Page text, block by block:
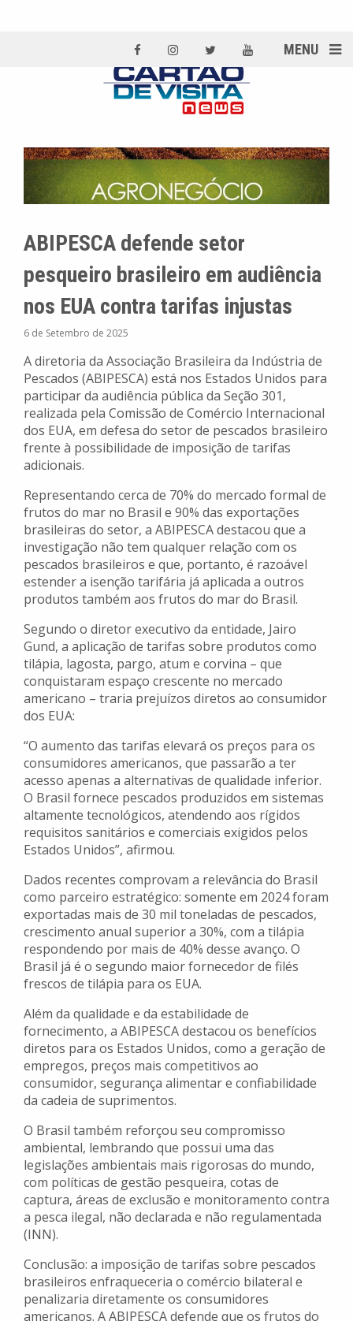
MENU
ABIPESCA defende setor
pesqueiro brasileiro em audiência
nos EUA contra tarifas injustas
6 de Setembro de 2025
A diretoria da Associação Brasileira da Indústria de
Pescados (ABIPESCA) está nos Estados Unidos para
participar da audiência pública da Seção 301,
realizada pela Comissão de Comércio Internacional
dos EUA, em defesa do setor de pescados brasileiro
frente à possibilidade de imposição de tarifas
adicionais.
Representando cerca de 70% do mercado formal de
frutos do mar no Brasil e 90% das exportações
brasileiras do setor, a ABIPESCA destacou que a
investigação não tem qualquer relação com os
pescados brasileiros e que, portanto, é razoável
estender a isenção tarifária já aplicada a outros
produtos também aos frutos do mar do Brasil.
Segundo o diretor executivo da entidade, Jairo
Gund, a aplicação de tarifas sobre produtos como
tilápia, lagosta, pargo, atum e corvina – que
conquistaram espaço crescente no mercado
americano – traria prejuízos diretos ao consumidor
dos EUA:
“O aumento das tarifas elevará os preços para os
consumidores americanos, que passarão a ter
acesso apenas a alternativas de qualidade inferior.
O Brasil fornece pescados produzidos em sistemas
altamente tecnológicos, atendendo aos rígidos
requisitos sanitários e comerciais exigidos pelos
Estados Unidos”, afirmou.
Dados recentes comprovam a relevância do Brasil
como parceiro estratégico: somente em 2024 foram
exportadas mais de 30 mil toneladas de pescados,
crescimento anual superior a 30%, com a tilápia
respondendo por mais de 40% desse avanço. O
Brasil já é o segundo maior fornecedor de filés
frescos de tilápia para os EUA.
Além da qualidade e da estabilidade de
fornecimento, a ABIPESCA destacou os benefícios
diretos para os Estados Unidos, como a geração de
empregos, preços mais competitivos ao
consumidor, segurança alimentar e confiabilidade
da cadeia de suprimentos.
O Brasil também reforçou seu compromisso
ambiental, lembrando que possui uma das
legislações ambientais mais rigorosas do mundo,
com políticas de gestão pesqueira, cotas de
captura, áreas de exclusão e monitoramento contra
a pesca ilegal, não declarada e não regulamentada
(INN).
Conclusão: a imposição de tarifas sobre pescados
brasileiros enfraqueceria o comércio bilateral e
penalizaria diretamente os consumidores
americanos. A ABIPESCA defende que os frutos do